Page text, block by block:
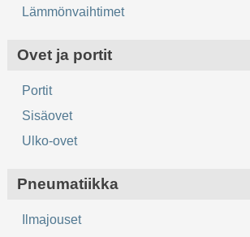
Lämmönvaihtimet
Ovet ja portit
Portit
Sisäovet
Ulko-ovet
Pneumatiikka
Ilmajouset